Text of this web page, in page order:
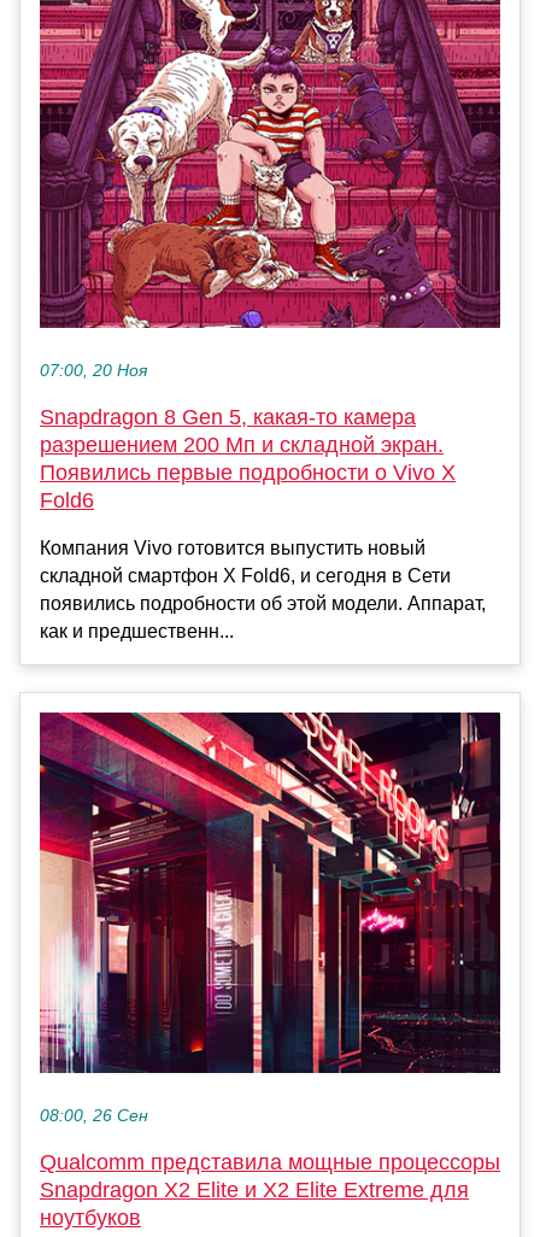
07:00, 20 Ноя
Snapdragon 8 Gen 5, какая-то камера
разрешением 200 Мп и складной экран.
Появились первые подробности о Vivo X
Fold6
Компания Vivo готовится выпустить новый
складной смартфон X Fold6, и сегодня в Сети
появились подробности об этой модели. Аппарат,
как и предшественн...
08:00, 26 Сен
Qualcomm представила мощные процессоры
Snapdragon X2 Elite и X2 Elite Extreme для
ноутбуков